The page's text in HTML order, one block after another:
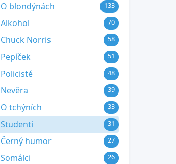
O blondýnách 133
Alkohol 70
Chuck Norris 58
Pepíček 51
Policisté 48
Nevěra 39
O tchýních 33
Studenti 31
Černý humor 27
Somálci 26